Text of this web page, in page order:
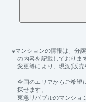
マンションの情報は、分
の内容を記載しておりま
変更等により、現況(販売
全国のエリアからご希望
探せます。
東急リバブルのマンショ